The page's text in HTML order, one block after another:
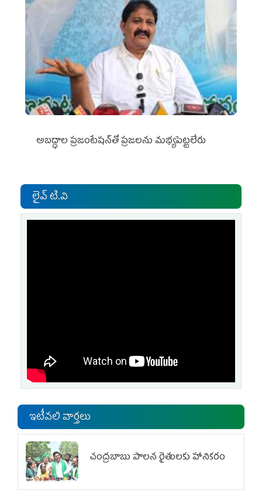
అబద్ధాల ప్రజంటేషన్‌తో ప్రజలను మభ్యపెట్టలేరు
లైవ్ టి.వి
ఇటీవలి వార్తలు
చంద్రబాబు పాలన రైతులకు హానికరం